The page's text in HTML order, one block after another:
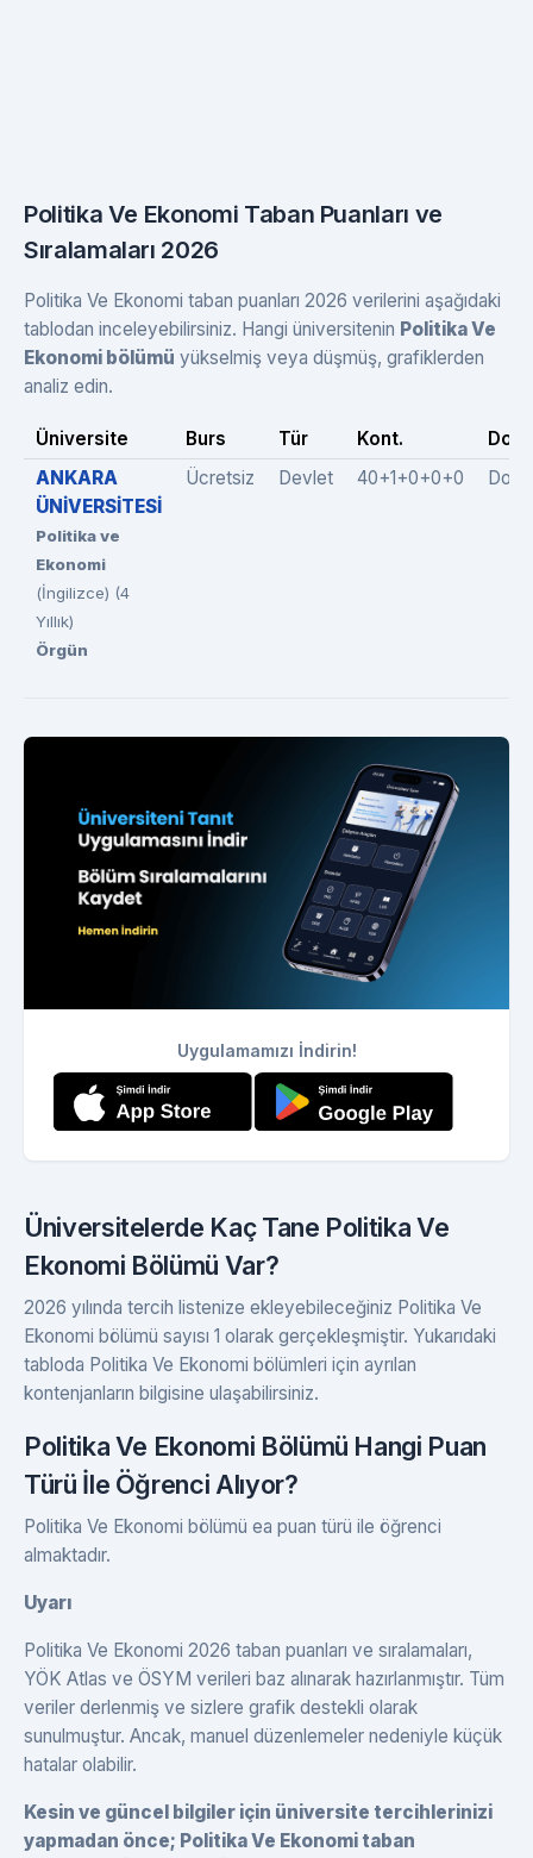
Politika Ve Ekonomi Taban Puanları ve
Sıralamaları 2026
Politika Ve Ekonomi taban puanları 2026 verilerini aşağıdaki
tablodan inceleyebilirsiniz. Hangi üniversitenin Politika Ve
Ekonomi bölümü yükselmiş veya düşmüş, grafiklerden
analiz edin.
Üniversite Burs Tür Kont.
ANKARA
ÜNİVERSİTESİ
Politika ve
Ekonomi
(İngilizce) (4
Yıllık)
Örgün
Ücretsiz Devlet 40+1+0+0+0
Uygulamamızı İndirin!
Üniversitelerde Kaç Tane Politika Ve
Ekonomi Bölümü Var?
2026 yılında tercih listenize ekleyebileceğiniz Politika Ve
Ekonomi bölümü sayısı 1 olarak gerçekleşmiştir. Yukarıdaki
tabloda Politika Ve Ekonomi bölümleri için ayrılan
kontenjanların bilgisine ulaşabilirsiniz.
Politika Ve Ekonomi Bölümü Hangi Puan
Türü İle Öğrenci Alıyor?
Politika Ve Ekonomi bölümü ea puan türü ile öğrenci
almaktadır.
Uyarı
Politika Ve Ekonomi 2026 taban puanları ve sıralamaları,
YÖK Atlas ve ÖSYM verileri baz alınarak hazırlanmıştır. Tüm
veriler derlenmiş ve sizlere grafik destekli olarak
sunulmuştur. Ancak, manuel düzenlemeler nedeniyle küçük
hatalar olabilir.
Kesin ve güncel bilgiler için üniversite tercihlerinizi
yapmadan önce; Politika Ve Ekonomi taban